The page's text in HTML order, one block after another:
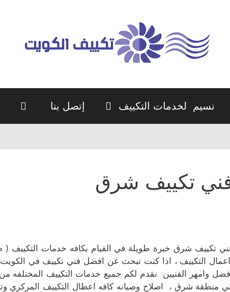
نسيم لخدمات التكييف إتصل بنا
تكييف شرق
تكييف شرق خبرة طويلة في القيام بكافه خدمات التكييف
التكييف ، اذا كنت تبحث عن افضل فني تكييف في
وامهر الفنيين نقدم لكم جميع خدمات التكييف المختلفه
منطقة شرق ، اصلاح وصيانه كافه اعطال التكييف المركزي